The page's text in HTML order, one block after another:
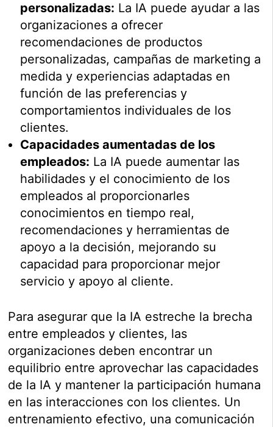
personalizadas: La IA puede ayudar a las
organizaciones a ofrecer
recomendaciones de productos
personalizadas, campañas de marketing a
medida y experiencias adaptadas en
función de las preferencias y
comportamientos individuales de los
clientes.
Capacidades aumentadas de los
empleados: La IA puede aumentar las
habilidades y el conocimiento de los
empleados al proporcionarles
conocimientos en tiempo real,
recomendaciones y herramientas de
apoyo a la decisión, mejorando su
capacidad para proporcionar mejor
servicio y apoyo al cliente.
Para asegurar que la IA estreche la brecha
entre empleados y clientes, las
organizaciones deben encontrar un
equilibrio entre aprovechar las capacidades
de la IA y mantener la participación humana
en las interacciones con los clientes. Un
entrenamiento efectivo, una comunicación